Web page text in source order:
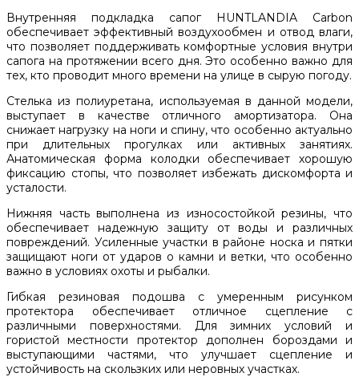
Внутренняя подкладка сапог HUNTLANDIA Carbon
обеспечивает эффективный воздухообмен и отвод влаги,
что позволяет поддерживать комфортные условия внутри
сапога на протяжении всего дня. Это особенно важно для
тех, кто проводит много времени на улице в сырую погоду.
Стелька из полиуретана, используемая в данной модели,
выступает в качестве отличного амортизатора. Она
снижает нагрузку на ноги и спину, что особенно актуально
при длительных прогулках или активных занятиях.
Анатомическая форма колодки обеспечивает хорошую
фиксацию стопы, что позволяет избежать дискомфорта и
усталости.
Нижняя часть выполнена из износостойкой резины, что
обеспечивает надежную защиту от воды и различных
повреждений. Усиленные участки в районе носка и пятки
защищают ноги от ударов о камни и ветки, что особенно
важно в условиях охоты и рыбалки.
Гибкая резиновая подошва с умеренным рисунком
протектора обеспечивает отличное сцепление с
различными поверхностями. Для зимних условий и
гористой местности протектор дополнен бороздами и
выступающими частями, что улучшает сцепление и
устойчивость на скользких или неровных участках.